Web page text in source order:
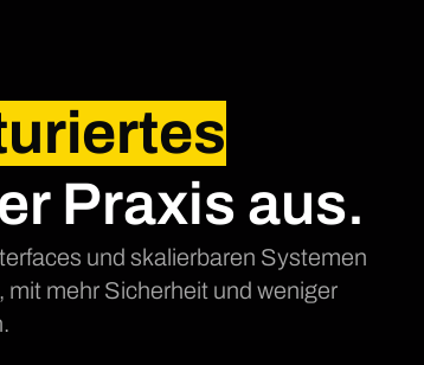
Praxis aus.
und skalierbaren Systemen
mit mehr Sicherheit und weniger